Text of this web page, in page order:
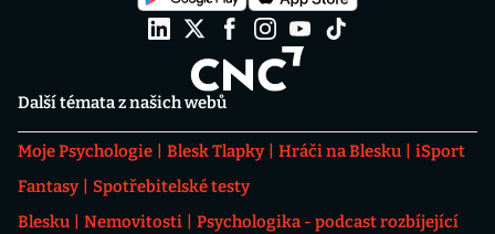
Další témata z našich webů
Moje Psychologie Blesk Tlapky Hráči na Blesku
iSport
Fantasy
Spotřebitelské testy
Blesku
Nemovitosti
Psychologika - podcast rozbíjející